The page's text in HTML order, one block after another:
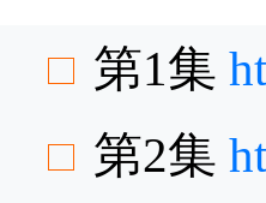
第1集
第2集